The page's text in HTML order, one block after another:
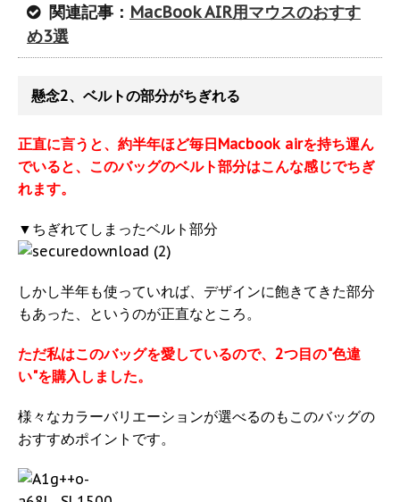
関連記事： MacBook AIR用マウスのおすす
め3選
懸念2、ベルトの部分がちぎれる
正直に言うと、約半年ほど毎日Macbook airを持ち運ん
でいると、このバッグのベルト部分はこんな感じでちぎ
れます。
▼ちぎれてしまったベルト部分
しかし半年も使っていれば、デザインに飽きてきた部分
もあった、というのが正直なところ。
ただ私はこのバッグを愛しているので、2つ目の"色違
い"を購入しました。
様々なカラーバリエーションが選べるのもこのバッグの
おすすめポイントです。